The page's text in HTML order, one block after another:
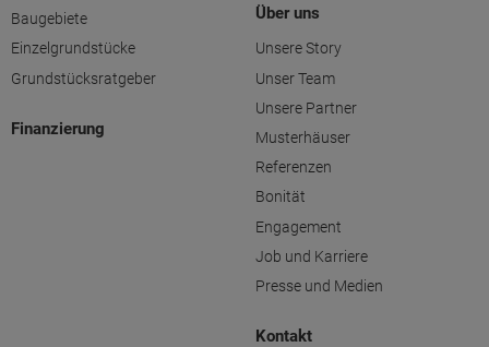
Baugebiete
Einzelgrundstücke
Grundstücksratgeber
Finanzierung
Über uns
Unsere Story
Unser Team
Unsere Partner
Musterhäuser
Referenzen
Bonität
Engagement
Job und Karriere
Presse und Medien
Kontakt